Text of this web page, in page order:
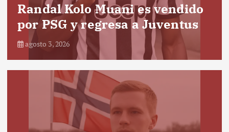
Randal Kolo Muani es vendido
por PSG y regresa a Juventus
agosto 3, 2026